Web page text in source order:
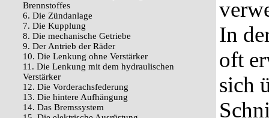
Brennstoffes
6. Die Zündanlage
7. Die Kupplung
8. Die mechanische Getriebe
9. Der Antrieb der Räder
10. Die Lenkung ohne Verstärker
11. Die Lenkung mit dem hydraulischen
Verstärker
12. Die Vorderachsfederung
13. Die hintere Aufhängung
14. Das Bremssystem
In
oft
sich